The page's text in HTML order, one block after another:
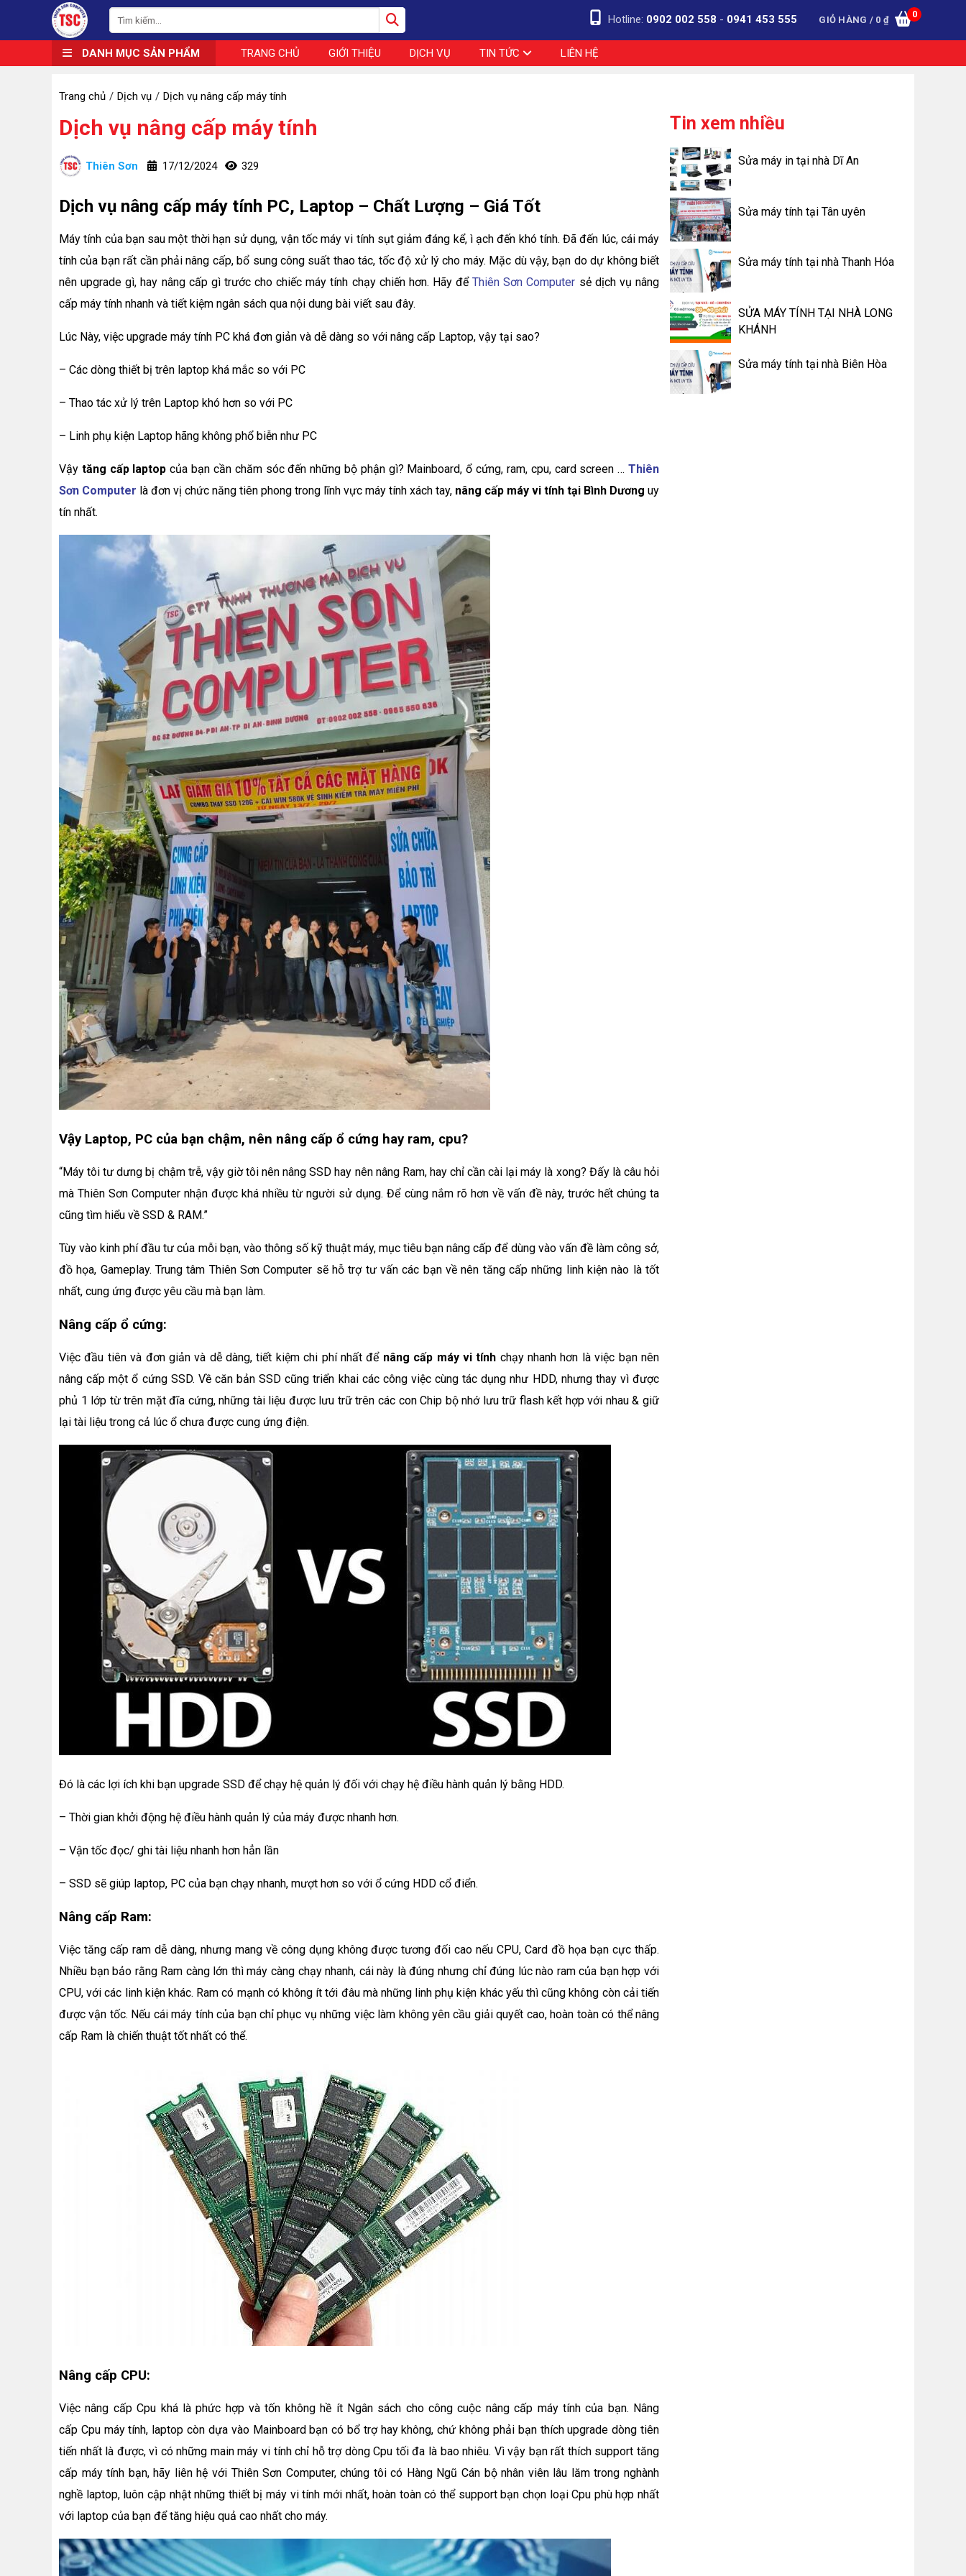
GIỎ HÀNG / 0 ₫
0
Hotline: 0902 002 558 - 0941 453 555
DANH MỤC SẢN PHẨM TRANG CHỦ GIỚI THIỆU DỊCH VỤ TIN TỨC LIÊN HỆ
Trang chủ Dịch vụ Dịch vụ nâng cấp máy tính
Dịch vụ nâng cấp máy tính
Thiên Sơn 17/12/2024 329
Dịch vụ nâng cấp máy tính PC, Laptop – Chất Lượng – Giá Tốt
Máy tính của bạn sau một thời hạn sử dụng, vận tốc máy vi tính sụt giảm đáng kể, ì ạch đến khó tính. Đã đến lúc, cái máy
tính của bạn rất cần phải nâng cấp, bổ sung công suất thao tác, tốc độ xử lý cho máy. Mặc dù vậy, bạn do dự không biết
nên upgrade gì, hay nâng cấp gì trước cho chiếc máy tính chạy chiến hơn. Hãy đểThiên Sơn Computer sẻ dịch vụ nâng
cấp máy tính nhanh và tiết kiệm ngân sách qua nội dung bài viết sau đây.
Lúc Này, việc upgrade máy tính PC khá đơn giản và dễ dàng so với nâng cấp Laptop, vậy tại sao?
– Các dòng thiết bị trên laptop khá mắc so với PC
– Thao tác xử lý trên Laptop khó hơn so với PC
– Linh phụ kiện Laptop hãng không phổ biễn như PC
Vậy tăng cấp laptop của bạn cần chăm sóc đến những bộ phận gì? Mainboard, ổ cứng, ram, cpu, card screen …Thiên
Sơn Computer là đơn vị chức năng tiên phong trong lĩnh vực máy tính xách tay, nâng cấp máy vi tính tại Bình Dương uy
tín nhất.
Vậy Laptop, PC của bạn chậm, nên nâng cấp ổ cứng hay ram, cpu?
“Máy tôi tư dưng bị chậm trễ, vậy giờ tôi nên nâng SSD hay nên nâng Ram, hay chỉ cần cài lại máy là xong? Đấy là câu hỏi
mà Thiên Sơn Computer nhận được khá nhiều từ người sử dụng. Để cùng nắm rõ hơn về vấn đề này, trước hết chúng ta
cũng tìm hiểu về SSD & RAM.”
Tùy vào kinh phí đầu tư của mỗi bạn, vào thông số kỹ thuật máy, mục tiêu bạn nâng cấp để dùng vào vấn đề làm công sở,
đồ họa, Gameplay. Trung tâm Thiên Sơn Computer sẽ hỗ trợ tư vấn các bạn về nên tăng cấp những linh kiện nào là tốt
nhất, cung ứng được yêu cầu mà bạn làm.
Nâng cấp ổ cứng:
Việc đầu tiên và đơn giản và dễ dàng, tiết kiệm chi phí nhất để nâng cấp máy vi tính chạy nhanh hơn là việc bạn nên
nâng cấp một ổ cứng SSD. Về căn bản SSD cũng triển khai các công việc cùng tác dụng như HDD, nhưng thay vì được
phủ 1 lớp từ trên mặt đĩa cứng, những tài liệu được lưu trữ trên các con Chip bộ nhớ lưu trữ flash kết hợp với nhau & giữ
lại tài liệu trong cả lúc ổ chưa được cung ứng điện.
Đó là các lợi ích khi bạn upgrade SSD để chạy hệ quản lý đối với chạy hệ điều hành quản lý bằng HDD.
– Thời gian khởi động hệ điều hành quản lý của máy được nhanh hơn.
– Vận tốc đọc/ ghi tài liệu nhanh hơn hẳn lần
– SSD sẽ giúp laptop, PC của bạn chạy nhanh, mượt hơn so với ổ cứng HDD cổ điển.
Nâng cấp Ram:
Việc tăng cấp ram dễ dàng, nhưng mang về công dụng không được tương đối cao nếu CPU, Card đồ họa bạn cực thấp.
Nhiều bạn bảo rằng Ram càng lớn thì máy càng chạy nhanh, cái này là đúng nhưng chỉ đúng lúc nào ram của bạn hợp với
CPU, với các linh kiện khác. Ram có mạnh có không ít tới đâu mà những linh phụ kiện khác yếu thì cũng không còn cải tiến
được vận tốc. Nếu cái máy tính của bạn chỉ phục vụ những việc làm không yên cầu giải quyết cao, hoàn toàn có thể nâng
cấp Ram là chiến thuật tốt nhất có thể.
Nâng cấp CPU:
Việc nâng cấp Cpu khá là phức hợp và tốn không hề ít Ngân sách cho công cuộc nâng cấp máy tính của bạn. Nâng
cấp Cpu máy tính, laptop còn dựa vào Mainboard bạn có bổ trợ hay không, chứ không phải bạn thích upgrade dòng tiên
tiến nhất là được, vì có những main máy vi tính chỉ hỗ trợ dòng Cpu tối đa là bao nhiêu. Vì vậy bạn rất thích support tăng
cấp máy tính bạn, hãy liên hệ với Thiên Sơn Computer, chúng tôi có Hàng Ngũ Cán bộ nhân viên lâu lăm trong nghành
nghề laptop, luôn cập nhật những thiết bị máy vi tính mới nhất, hoàn toàn có thể support bạn chọn loại Cpu phù hợp nhất
với laptop của bạn để tăng hiệu quả cao nhất cho máy.
Tin xem nhiều
Sửa máy in tại nhà Dĩ An
Sửa máy tính tại Tân uyên
Sửa máy tính tại nhà Thanh Hóa
SỬA MÁY TÍNH TẠI NHÀ LONG
KHÁNH
Sửa máy tính tại nhà Biên Hòa